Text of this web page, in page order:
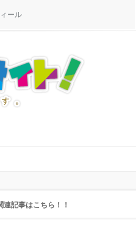
ール
連記事はこちら！！